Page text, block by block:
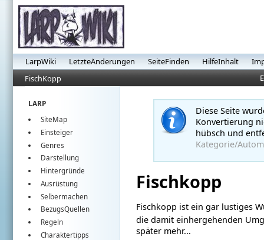
LarpWiki LetzteÄnderungen SeiteFinden HilfeInhalt
FischKopp
LARP
SiteMap
Einsteiger
Genres
Darstellung
Hintergründe
Ausrüstung
Selbermachen
BezugsQuellen
Regeln
Charaktertipps
Diese Seite
Konvertierung
hübsch und
Kategorie/
Fischkopp
Fischkopp ist ein gar lustiges
die damit einhergehenden
später mehr...